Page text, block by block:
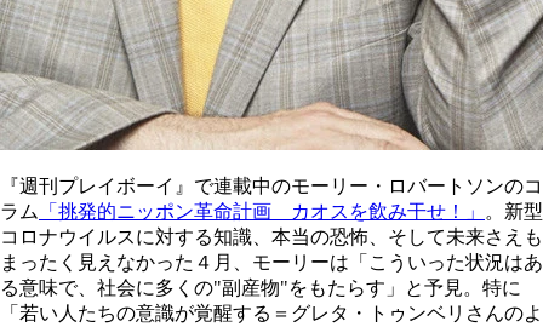
『週刊プレイボーイ』で連載中のモーリー・ロバートソンのコ
ラム 「挑発的ニッポン革命計画 カオスを飲み干せ！」 。新型
コロナウイルスに対する知識、本当の恐怖、そして未来さえも
まったく見えなかった４月、モーリーは「こういった状況はあ
る意味で、社会に多くの"副産物"をもたらす」と予見。特に
「若い人たちの意識が覚醒する＝グレタ・トゥンベリさんのよ